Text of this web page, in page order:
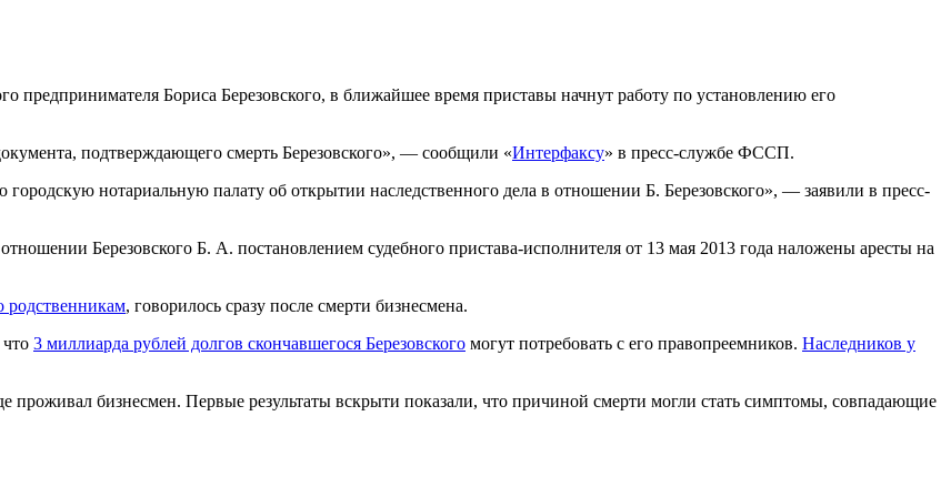
предпринимателя Бориса Березовского, в ближайшее время приставы начнут работу по установлению его
подтверждающего смерть Березовского», — сообщили «Интерфаксу» в пресс-службе ФССП.
нотариальную палату об открытии наследственного дела в отношении Б. Березовского», — заявили в пресс-
Березовского Б. А. постановлением судебного пристава-исполнителя от 13 мая 2013 года наложены аресты на
родственникам, говорилось сразу после смерти бизнесмена.
3 миллиарда рублей долгов скончавшегося Березовского могут потребовать с его правопреемников. Наследников у
проживал бизнесмен. Первые результаты вскрыти показали, что причиной смерти могли стать симптомы, совпадающие